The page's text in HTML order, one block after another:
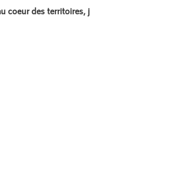
coeur des territoires, journée découverte en